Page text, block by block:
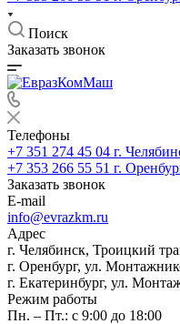
Поиск
Заказать звонок
Телефоны
+7 351 274 45 04 г.
+7 353 266 55 51 г.
Заказать звонок
E-mail
info@evrazkm.ru
Адрес
г. Челябинск, Троицкий
г. Оренбург, ул.
г. Екатеринбург, ул.
Режим работы
Пн. – Пт.: с 9:00 до 18:00